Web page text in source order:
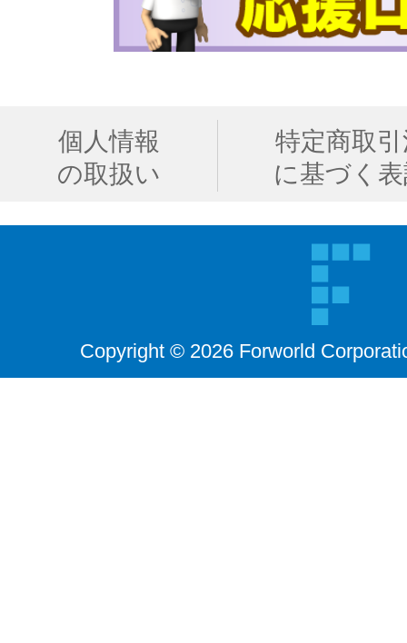
個人情報
の取扱い
特定商取
に基づく
Copyright © 2026 Forworld